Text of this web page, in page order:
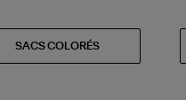
SACS COLORÉS